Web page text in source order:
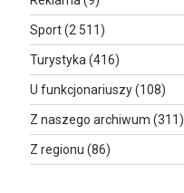
Sport(2 511)
Turystyka (416)
U funkcjonariuszy(108)
Z naszego archiwum (311)
Z regionu (86)